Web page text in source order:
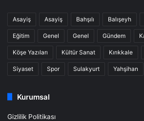
Asayiş Asayiş Bahşılı Balışeyh
Eğitim Genel Genel Gündem
Köşe Yazıları Kültür Sanat Kırıkkale
Siyaset Spor Sulakyurt Yahşihan
Kurumsal
Gizlilik Politikası